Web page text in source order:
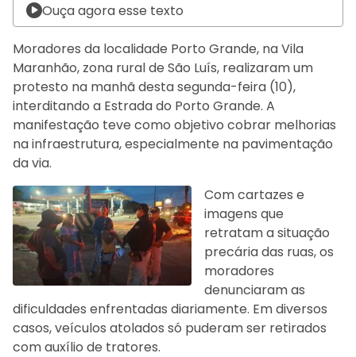
Ouça agora esse texto
Moradores da localidade Porto Grande, na Vila
Maranhão, zona rural de São Luís, realizaram um
protesto na manhã desta segunda-feira (10),
interditando a Estrada do Porto Grande. A
manifestação teve como objetivo cobrar melhorias
na infraestrutura, especialmente na pavimentação
da via.
Com cartazes e
imagens que
retratam a situação
precária das ruas, os
moradores
denunciaram as
dificuldades enfrentadas diariamente. Em diversos
casos, veículos atolados só puderam ser retirados
com auxílio de tratores.